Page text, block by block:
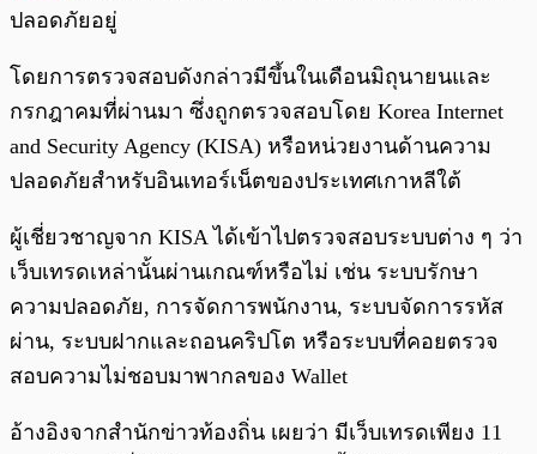
ปลอดภัยอยู่
โดยการตรวจสอบดังกล่าวมีขึ้นในเดือนมิถุนายนและ
กรกฎาคมที่ผ่านมา ซึ่งถูกตรวจสอบโดย Korea Internet
and Security Agency (KISA) หรือหน่วยงานด้านความ
ปลอดภัยสำหรับอินเทอร์เน็ตของประเทศเกาหลีใต้
ผู้เชี่ยวชาญจาก KISA ได้เข้าไปตรวจสอบระบบต่าง ๆ ว่า
เว็บเทรดเหล่านั้นผ่านเกณฑ์หรือไม่ เช่น ระบบรักษา
ความปลอดภัย, การจัดการพนักงาน, ระบบจัดการรหัส
ผ่าน, ระบบฝากและถอนคริปโต หรือระบบที่คอยตรวจ
สอบความไม่ชอบมาพากลของ Wallet
อ้างอิงจากสำนักข่าวท้องถิ่น เผยว่า มีเว็บเทรดเพียง 11